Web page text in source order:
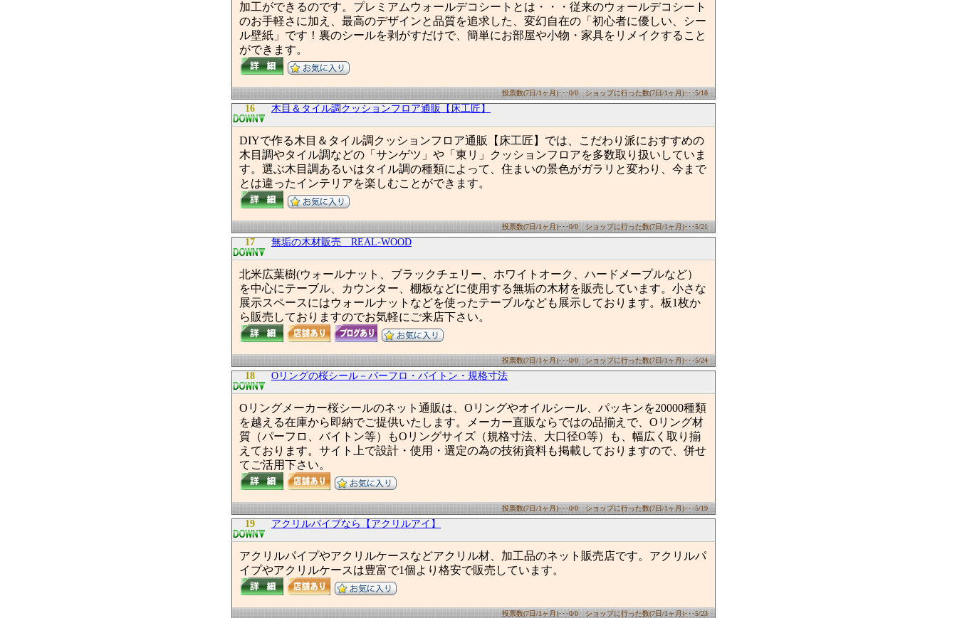
加工ができるのです。プレミアムウォールデコシートとは・・・従来のウォールデコシート
のお手軽さに加え、最高のデザインと品質を追求した、変幻自在の「初心者に優しい、シー
ル壁紙」です！裏のシールを剥がすだけで、簡単にお部屋や小物・家具をリメイクすること
ができます。
投票数(7日/1ヶ月)･･･0/0 ショップに行った数(7日/1ヶ月)･･･5/18
16 木目＆タイル調クッションフロア通販【床工匠】
DIYで作る木目＆タイル調クッションフロア通販【床工匠】では、こだわり派におすすめの
木目調やタイル調などの「サンゲツ」や「東リ」クッションフロアを多数取り扱いしていま
す。選ぶ木目調あるいはタイル調の種類によって、住まいの景色がガラリと変わり、今まで
とは違ったインテリアを楽しむことができます。
投票数(7日/1ヶ月)･･･0/0 ショップに行った数(7日/1ヶ月)･･･5/21
17 無垢の木材販売 REAL-WOOD
北米広葉樹(ウォールナット、ブラックチェリー、ホワイトオーク、ハードメープルなど）
を中心にテーブル、カウンター、棚板などに使用する無垢の木材を販売しています。小さな
展示スペースにはウォールナットなどを使ったテーブルなども展示しております。板1枚か
ら販売しておりますのでお気軽にご来店下さい。
投票数(7日/1ヶ月)･･･0/0 ショップに行った数(7日/1ヶ月)･･･5/24
18 Oリングの桜シール－パーフロ・バイトン・規格寸法
Oリングメーカー桜シールのネット通販は、Oリングやオイルシール、パッキンを20000種類
を越える在庫から即納でご提供いたします。メーカー直販ならではの品揃えで、Oリング材
質（パーフロ、バイトン等）もOリングサイズ（規格寸法、大口径O等）も、幅広く取り揃
えております。サイト上で設計・使用・選定の為の技術資料も掲載しておりますので、併せ
てご活用下さい。
投票数(7日/1ヶ月)･･･0/0 ショップに行った数(7日/1ヶ月)･･･5/19
19 アクリルパイプなら【アクリルアイ】
アクリルパイプやアクリルケースなどアクリル材、加工品のネット販売店です。アクリルパ
イプやアクリルケースは豊富で1個より格安で販売しています。
投票数(7日/1ヶ月)･･･0/0 ショップに行った数(7日/1ヶ月)･･･5/23